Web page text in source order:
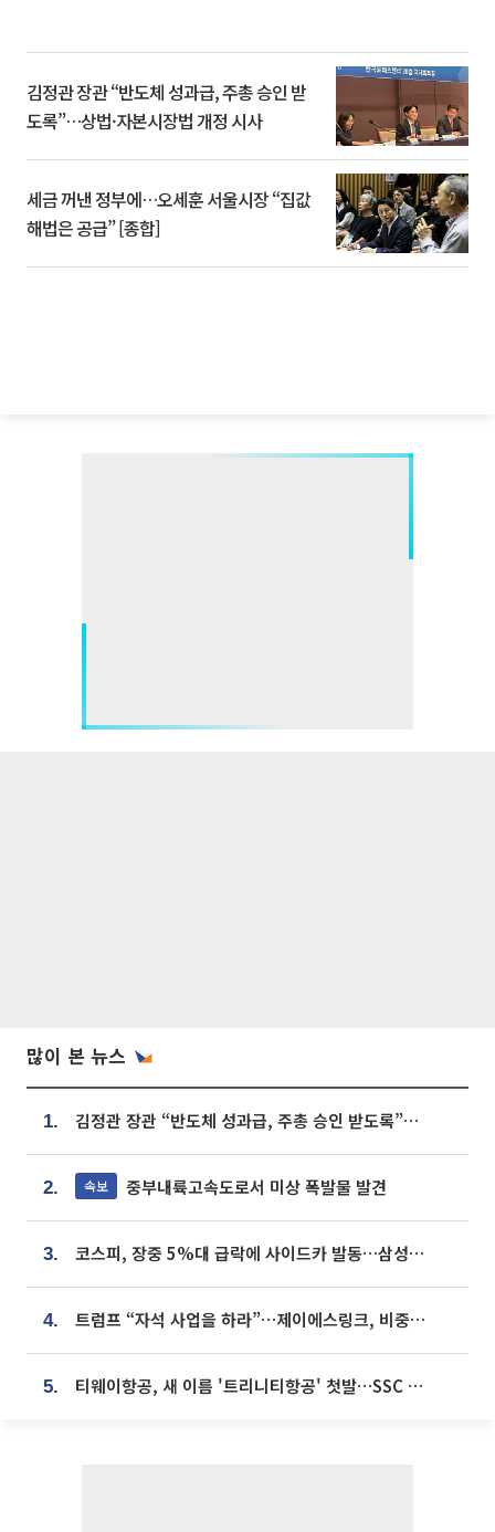
김정관 장관 “반도체 성과급, 주총 승인 받
도록”…상법·자본시장법 개정 시사
세금 꺼낸 정부에…오세훈 서울시장 “집값
해법은 공급” [종합]
많이 본 뉴스
1. 김정관 장관 “반도체 성과급, 주총 승인 받도록”…상법·자본시장법 개정 시사
2. 속보 중부내륙고속도로서 미상 폭발물 발견
3. 코스피, 장중 5%대 급락에 사이드카 발동…삼성·SK 동반 폭락
4. 트럼프 “자석 사업을 하라”…제이에스링크, 비중국 영구자석 공급망 구축 속도
5. 티웨이항공, 새 이름 '트리니티항공' 첫발…SSC 전략 본격화